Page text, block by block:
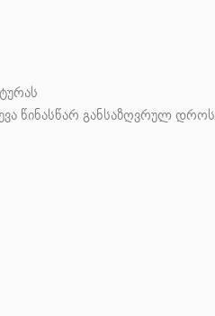
წინასწარ განსაზღვრულ დროს